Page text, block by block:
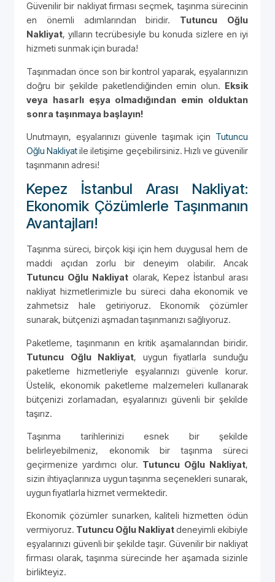
Güvenilir bir nakliyat firması seçmek, taşınma sürecinin
en önemli adımlarından biridir. Tutuncu Oğlu
Nakliyat, yılların tecrübesiyle bu konuda sizlere en iyi
hizmeti sunmak için burada!
Taşınmadan önce son bir kontrol yaparak, eşyalarınızın
doğru bir şekilde paketlendiğinden emin olun. Eksik
veya hasarlı eşya olmadığından emin olduktan
sonra taşınmaya başlayın!
Unutmayın, eşyalarınızı güvenle taşımak için Tutuncu
Oğlu Nakliyatile iletişime geçebilirsiniz. Hızlı ve güvenilir
taşınmanın adresi!
Kepez İstanbul Arası Nakliyat:
Ekonomik Çözümlerle Taşınmanın
Avantajları!
Taşınma süreci, birçok kişi için hem duygusal hem de
maddi açıdan zorlu bir deneyim olabilir. Ancak
Tutuncu Oğlu Nakliyat olarak, Kepez İstanbul arası
nakliyat hizmetlerimizle bu süreci daha ekonomik ve
zahmetsiz hale getiriyoruz. Ekonomik çözümler
sunarak, bütçenizi aşmadan taşınmanızı sağlıyoruz.
Paketleme, taşınmanın en kritik aşamalarından biridir.
Tutuncu Oğlu Nakliyat, uygun fiyatlarla sunduğu
paketleme hizmetleriyle eşyalarınızı güvenle korur.
Üstelik, ekonomik paketleme malzemeleri kullanarak
bütçenizi zorlamadan, eşyalarınızı güvenli bir şekilde
taşırız.
Taşınma tarihlerinizi esnek bir şekilde
belirleyebilmeniz, ekonomik bir taşınma süreci
geçirmenize yardımcı olur. Tutuncu Oğlu Nakliyat,
sizin ihtiyaçlarınıza uygun taşınma seçenekleri sunarak,
uygun fiyatlarla hizmet vermektedir.
Ekonomik çözümler sunarken, kaliteli hizmetten ödün
vermiyoruz. Tutuncu Oğlu Nakliyatdeneyimli ekibiyle
eşyalarınızı güvenli bir şekilde taşır. Güvenilir bir nakliyat
firması olarak, taşınma sürecinde her aşamada sizinle
birlikteyiz.